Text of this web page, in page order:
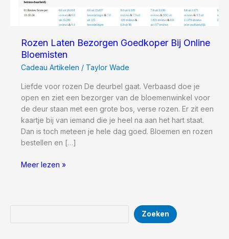
Rozen Laten Bezorgen Goedkoper Bij Online
Bloemisten
Cadeau Artikelen / Taylor Wade
Liefde voor rozen De deurbel gaat. Verbaasd doe je
open en ziet een bezorger van de bloemenwinkel voor
de deur staan met een grote bos, verse rozen. Er zit een
kaartje bij van iemand die je heel na aan het hart staat.
Dan is toch meteen je hele dag goed. Bloemen en rozen
bestellen en […]
Rozen
Meer lezen »
Zoeken